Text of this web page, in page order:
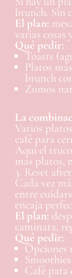
brunch. Sin
El plan:
varias cosas
Qué pedir:
Toasts
Platos
brunch
Zumos
La
Varios
café para
Aquí el
más platos,
3. Reset
Cada vez
entre
encaja
El plan:
caminata,
Qué pedir:
Opciones
Café para